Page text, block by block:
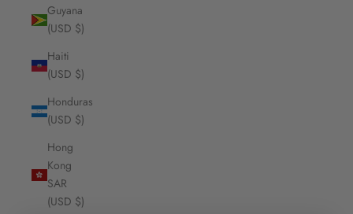
Guyana
(USD $)
Haiti
(USD $)
Honduras
(USD $)
Hong
Kong
SAR
(USD $)